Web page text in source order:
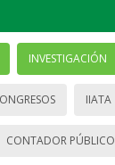
INVESTIGACIÓN
IIATA
CONTADOR PÚBLICO